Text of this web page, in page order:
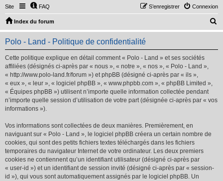
Site FAQ Connexion
S’enregistrer
Index du forum
e
Polo - Land - Politique de confidentialité
Cette politique explique en détail comment « Polo - Land » et ses sociétés
affiliées (désignés ci-après par « nous », « notre », « nos », « Polo - Land »,
« http://www.polo-land.fr/forum ») et phpBB (désigné ci-après par « ils »,
« eux », « leur », « logiciel phpBB », « www.phpbb.com », « phpBB Limited »,
« Équipes phpBB ») utilisent n’importe quelle information collectée pendant
n’importe quelle session d’utilisation de votre part (désignée ci-après par « vos
informations »).
Vos informations sont collectées de deux manières. Premièrement, en
naviguant sur « Polo - Land », le logiciel phpBB créera un certain nombre de
cookies, qui sont des petits fichiers textes téléchargés dans les fichiers
temporaires du navigateur Internet de votre ordinateur. Les deux premiers
cookies ne contiennent qu’un identifiant utilisateur (désigné ci-après par
« user-id ») et un identifiant de session invité (désigné ci-après par « session-
id »), qui vous sont automatiquement assignés par le logiciel phpBB. Un